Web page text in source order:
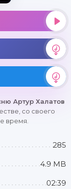
Артур Халатов
со своего
время.
285
4.9 MB
02:39